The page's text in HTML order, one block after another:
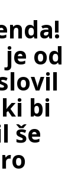
od
bi
še